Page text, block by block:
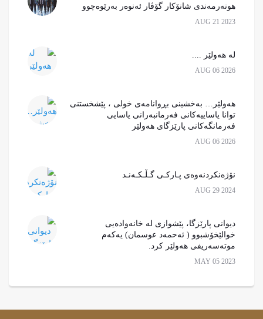
هونەرمەندی شانۆکار گۆڤار ئەنوەر بەرێوەچوو
AUG 21 2023
لە هەولێر ....
AUG 06 2026
هەولێر… بەخشینی بڕوانامەی خولی ، پێشخستنی
توانا یاساییەکانی فەرمانبەرانی یاسایی
فەرمانگەکانی پارێزگای هەولێر
AUG 06 2026
نۆژەنکردنەوەی پـارکـی گـڵـکـەنـد
AUG 29 2024
دیوانی پارێزگا، پێشوازی لە خانەوادەیی
خوالێخۆشبوو ( ئەحمەد عوسمان) یەکەم
موتەسەریفی هەولێر کرد.
MAY 05 2023